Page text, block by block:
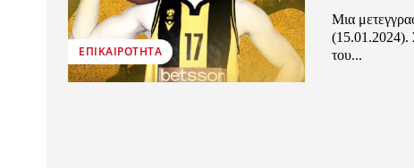
ΕΠΙΚΑΙΡΌΤΗΤΑ
Μια
(15.01.2024).
του...